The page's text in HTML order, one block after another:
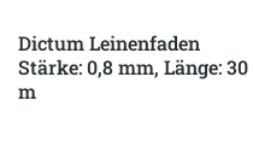
Dictum Leinenfaden
Stärke: 0,8 mm, Länge: 30
m